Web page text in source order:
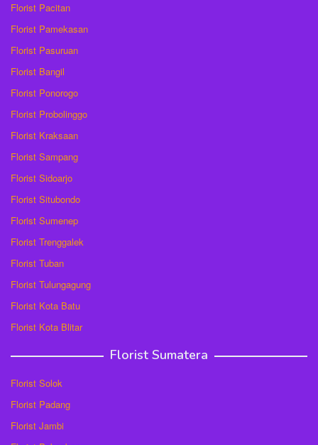
Florist Pacitan
Florist Pamekasan
Florist Pasuruan
Florist Bangil
Florist Ponorogo
Florist Probolinggo
Florist Kraksaan
Florist Sampang
Florist Sidoarjo
Florist Situbondo
Florist Sumenep
Florist Trenggalek
Florist Tuban
Florist Tulungagung
Florist Kota Batu
Florist Kota Blitar
Florist Sumatera
Florist Solok
Florist Padang
Florist Jambi